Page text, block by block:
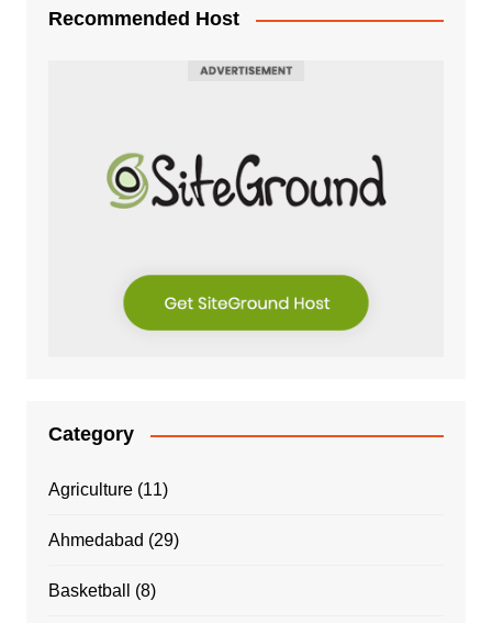
Recommended Host
Category
Agriculture(11)
Ahmedabad (29)
Basketball (8)